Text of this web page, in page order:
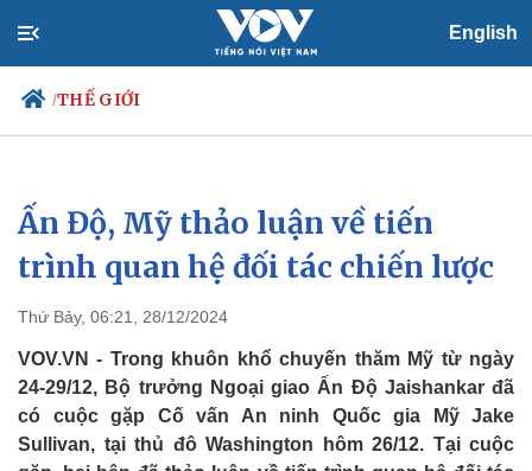
English
/THẾ GIỚI
Chính trị
Đảng
Tổ chức nhân sự
Nhận diện sự thật
Xã hội
Tin 24h
Dự báo thời tiết
Việc làm
Biển đảo
Ấn Độ, Mỹ thảo luận về tiến
trình quan hệ đối tác chiến lược
Thứ Bảy, 06:21, 28/12/2024
VOV.VN - Trong khuôn khổ chuyến thăm Mỹ từ ngày
24-29/12, Bộ trưởng Ngoại giao Ấn Độ Jaishankar đã
có cuộc gặp Cố vấn An ninh Quốc gia Mỹ Jake
Sullivan, tại thủ đô Washington hôm 26/12. Tại cuộc